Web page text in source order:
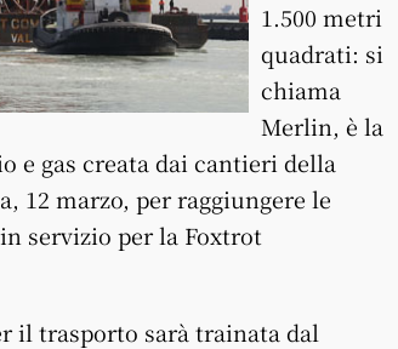
1.500 metri
quadrati: si
chiama
Merlin, è la
e gas creata dai cantieri della
12 marzo, per raggiungere le
servizio per la Foxtrot
il trasporto sarà trainata dal